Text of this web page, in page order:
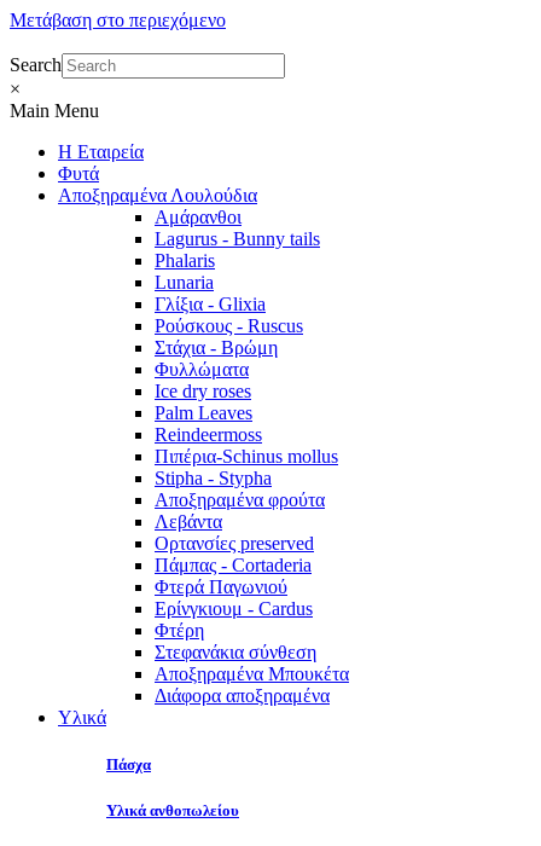
Μετάβαση στο περιεχόμενο
Search
×
Main Menu
Η Εταιρεία
Φυτά
Αποξηραμένα Λουλούδια
Αμάρανθοι
Lagurus - Bunny tails
Phalaris
Lunaria
Γλίξια - Glixia
Ρούσκους - Ruscus
Στάχια - Βρώμη
Φυλλώματα
Ice dry roses
Palm Leaves
Reindeermoss
Πιπέρια-Schinus mollus
Stipha - Stypha
Αποξηραμένα φρούτα
Λεβάντα
Ορτανσίες preserved
Πάμπας - Cortaderia
Φτερά Παγωνιού
Ερίνγκιουμ - Cardus
Φτέρη
Στεφανάκια σύνθεση
Αποξηραμένα Μπουκέτα
Διάφορα αποξηραμένα
Υλικά
Πάσχα
Υλικά ανθοπωλείου